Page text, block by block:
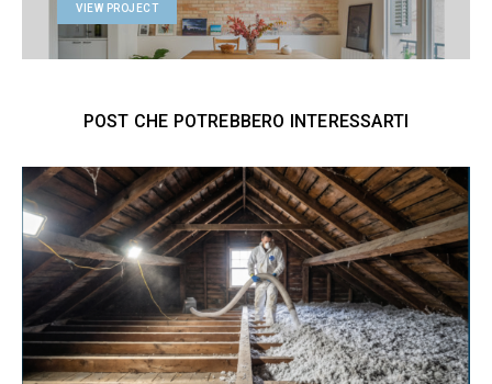
VIEW PROJECT
POST CHE POTREBBERO INTERESSARTI